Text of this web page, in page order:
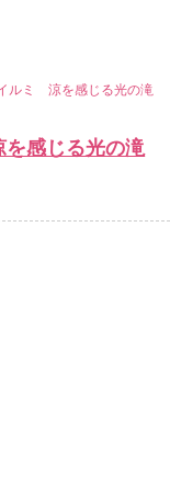
ルミ 涼を感じる光の滝
感じる光の滝